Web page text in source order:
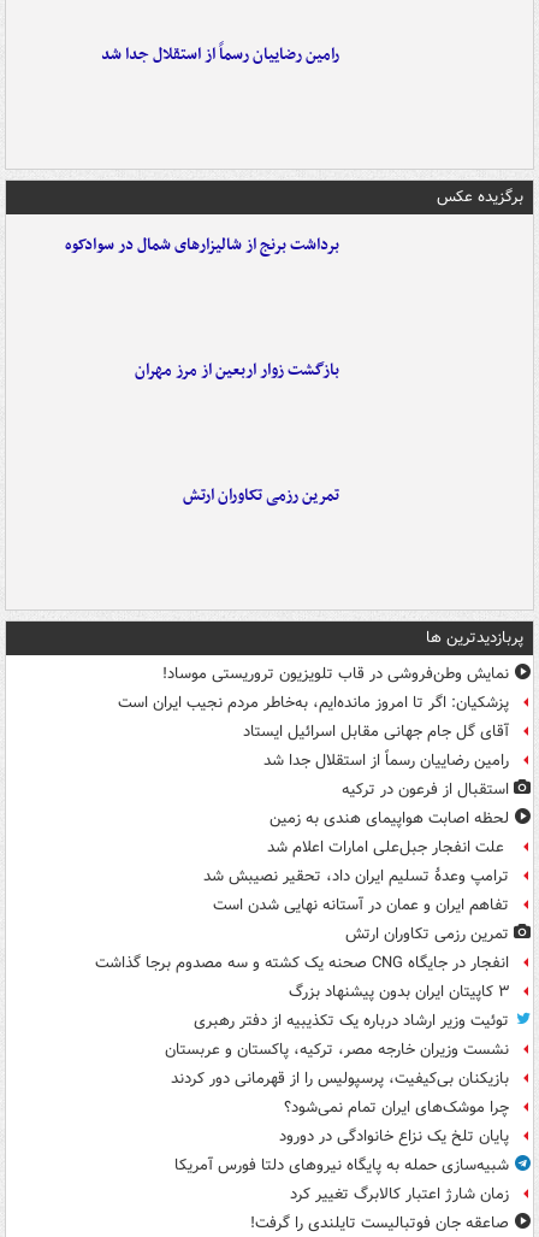
رامین رضاییان رسماً از استقلال جدا شد
برگزیده عکس
برداشت برنج از شالیزارهای شمال در سوادکوه
بازگشت زوار اربعین از مرز مهران
تمرین رزمی تکاوران ارتش
پربازدیدترین ها
نمایش وطن‌فروشی در قاب تلویزیون تروریستی موساد!
پزشکیان: اگر تا امروز مانده‌ایم، به‌خاطر مردم نجیب ایران است
آقای گل جام جهانی مقابل اسرائیل ایستاد
رامین رضاییان رسماً از استقلال جدا شد
استقبال از فرعون در ترکیه
لحظه اصابت هواپیمای هندی به زمین
علت انفجار جبل‌علی امارات اعلام شد
ترامپ وعدۀ تسلیم ایران داد، تحقیر نصیبش شد
تفاهم ایران و عمان در آستانه نهایی شدن است
تمرین رزمی تکاوران ارتش
انفجار در جایگاه CNG صحنه یک کشته و سه مصدوم برجا گذاشت
۳ کاپیتان ایران بدون پیشنهاد بزرگ
توئیت وزیر ارشاد درباره یک تکذیبیه از دفتر رهبری
نشست وزیران خارجه مصر، ترکیه، پاکستان و عربستان
بازیکنان بی‌کیفیت، پرسپولیس را از قهرمانی دور کردند
چرا موشک‌های ایران تمام نمی‌شود؟
پایان تلخ یک نزاع خانوادگی در دورود
شبیه‌سازی حمله به پایگاه نیروهای دلتا فورس آمریکا
زمان شارژ اعتبار کالابرگ تغییر کرد
صاعقه جان فوتبالیست تایلندی را گرفت!